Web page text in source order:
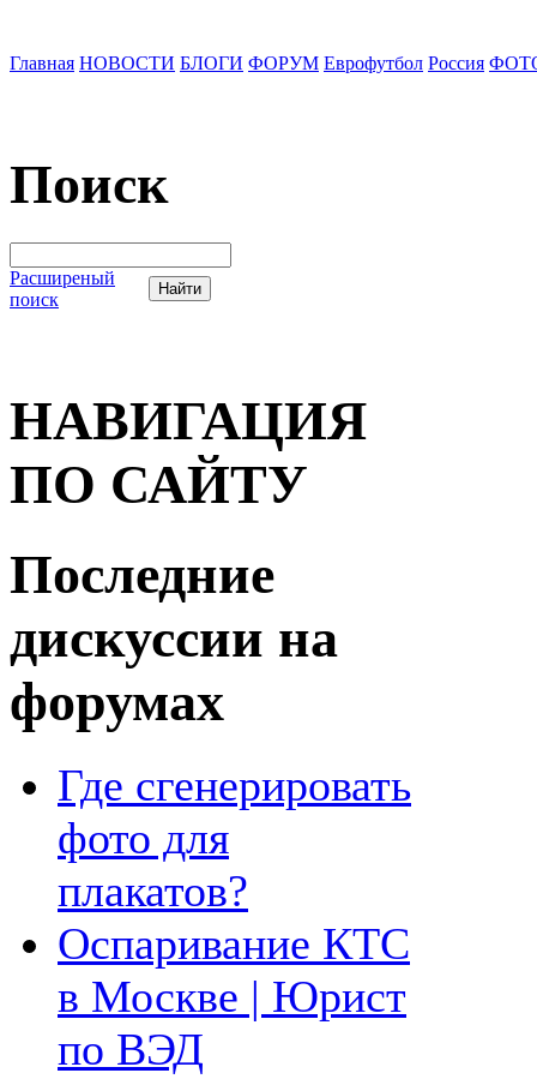
Главная НОВОСТИ БЛОГИ ФОРУМ Еврофутбол Россия
Поиск
Расширеный
поиск
НАВИГАЦИЯ
ПО САЙТУ
Последние
дискуссии на
форумах
Где сгенерировать
фото для
плакатов?
Оспаривание КТС
в Москве | Юрист
по ВЭД